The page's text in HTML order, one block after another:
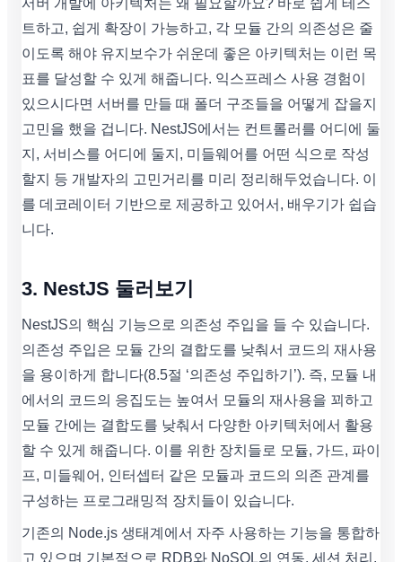
트하고, 쉽게 확장이 가능하고, 각 모듈 간의 의존성은 줄
이도록 해야 유지보수가 쉬운데 좋은 아키텍처는 이런 목
표를 달성할 수 있게 해줍니다. 익스프레스 사용 경험이
있으시다면 서버를 만들 때 폴더 구조들을 어떻게 잡을지
고민을 했을 겁니다. NestJS에서는 컨트롤러를 어디에 둘
지, 서비스를 어디에 둘지, 미들웨어를 어떤 식으로 작성
할지 등 개발자의 고민거리를 미리 정리해두었습니다. 이
를 데코레이터 기반으로 제공하고 있어서, 배우기가 쉽습
니다.
3. NestJS 둘러보기
NestJS의 핵심 기능으로 의존성 주입을 들 수 있습니다.
의존성 주입은 모듈 간의 결합도를 낮춰서 코드의 재사용
을 용이하게 합니다(8.5절 ‘의존성 주입하기’). 즉, 모듈 내
에서의 코드의 응집도는 높여서 모듈의 재사용을 꾀하고
모듈 간에는 결합도를 낮춰서 다양한 아키텍처에서 활용
할 수 있게 해줍니다. 이를 위한 장치들로 모듈, 가드, 파이
프, 미들웨어, 인터셉터 같은 모듈과 코드의 의존 관계를
구성하는 프로그래밍적 장치들이 있습니다.
기존의 Node.js 생태계에서 자주 사용하는 기능을 통합하
고 있으며 기본적으로 RDB와 NoSQL의 연동, 세션 처리,